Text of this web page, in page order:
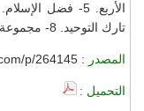
تارك التوحيد. 8- مجموعة رسائل في التوحيد.
المصدر : p/264145
التحميل :